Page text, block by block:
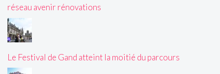
réseau avenir rénovations
Le Festival de Gand atteint la moitié du parcours